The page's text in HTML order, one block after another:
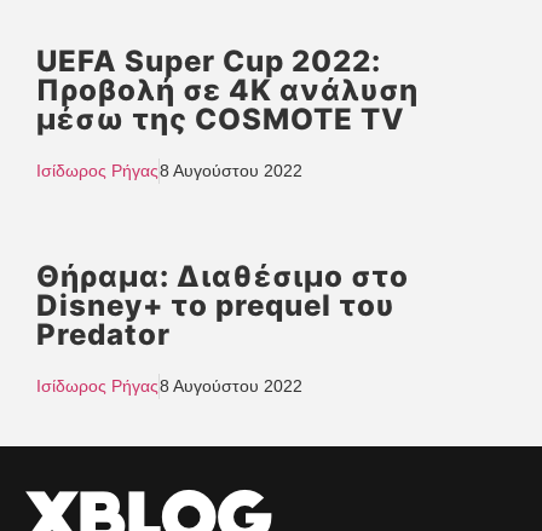
UEFA Super Cup 2022:
Προβολή σε 4K ανάλυση
μέσω της COSMOTE TV
Ισίδωρος Ρήγας8 Αυγούστου 2022
Θήραμα: Διαθέσιμο στο
Disney+ το prequel του
Predator
Ισίδωρος Ρήγας8 Αυγούστου 2022